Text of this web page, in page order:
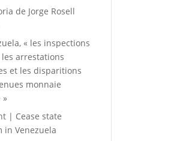
de Jorge Rosell
« les inspections
les arrestations
et les disparitions
monnaie
| Cease state
in Venezuela